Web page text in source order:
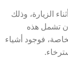
الزيارة، وذلك
تشمل هذه
فوجود أشياء